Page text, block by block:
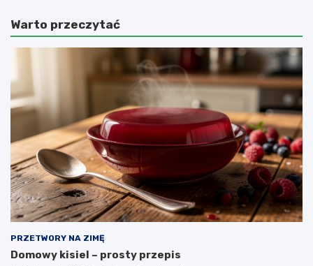
Warto przeczytać
PRZETWORY NA ZIMĘ
Domowy kisiel – prosty przepis